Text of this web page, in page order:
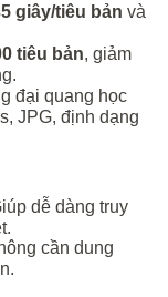
giây/tiêu bản và
tiêu bản, giảm
đại quang học
JPG, định dạng
dễ dàng truy
cần dung